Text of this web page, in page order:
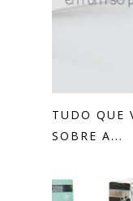
TUDO QUE
SOBRE A...